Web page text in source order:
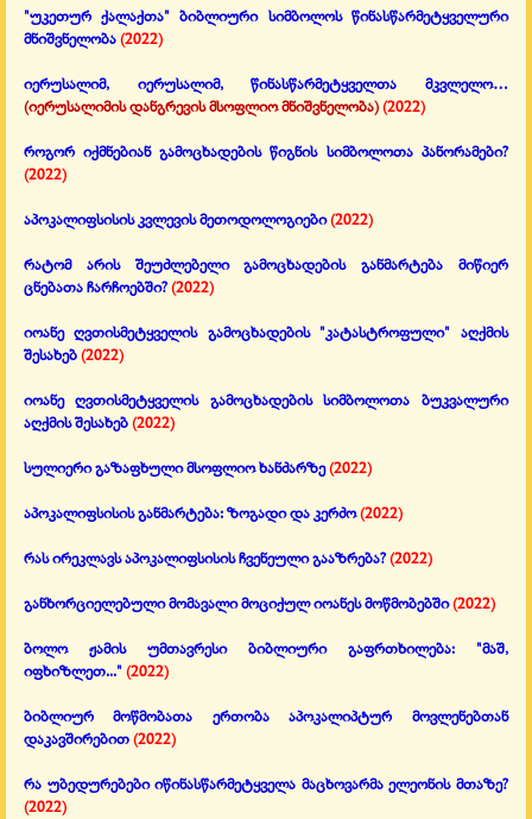
"უკეთურ ქალაქთა" ბიბლიური სიმბოლოს წინასწარმეტყველური
მნიშვნელობა(2022)
იერუსალიმ, იერუსალიმ, წინასწარმეტყველთა მკვლელო…
(იერუსალიმის დანგრევის მსოფლიო მნიშვნელობა)(2022)
როგორ იქმნებიან გამოცხადების წიგნის სიმბოლოთა პანორამები?
(2022)
აპოკალიფსისის კვლევის მეთოდოლოგიები(2022)
რატომ არის შეუძლებელი გამოცხადების განმარტება მიწიერ
ცნებათა ჩარჩოებში?(2022)
იოანე ღვთისმეტყველის გამოცხადების "კატასტროფული" აღქმის
შესახებ(2022)
იოანე ღვთისმეტყველის გამოცხადების სიმბოლოთა ბუკვალური
აღქმის შესახებ(2022)
სულიერი გაზაფხული მსოფლიო ხანძარზე(2022)
აპოკალიფსისის განმარტება: ზოგადი და კერძო(2022)
რას ირეკლავს აპოკალიფსისის ჩვენეული გააზრება?(2022)
განხორციელებული მომავალი მოციქულ იოანეს მოწმობებში(2022)
ბოლო ჟამის უმთავრესი ბიბლიური გაფრთხილება: "მაშ,
იფხიზლეთ..." (2022)
ბიბლიურ მოწმობათა ერთობა აპოკალიპტურ მოვლენებთან
დაკავშირებით(2022)
რა უბედურებები იწინასწარმეტყველა მაცხოვარმა ელეონის მთაზე?
(2022)